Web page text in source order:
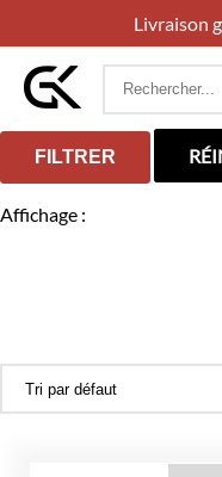
Livraison
Rechercher
FILTRER
Affichage :